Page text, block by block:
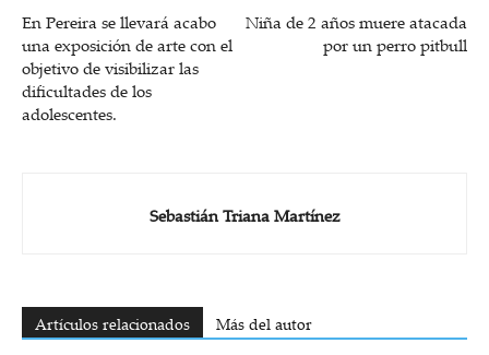
En Pereira se llevará acabo
una exposición de arte con el
objetivo de visibilizar las
dificultades de los
adolescentes.
Niña de 2 años muere atacada
por un perro pitbull
Sebastián Triana Martínez
Artículos relacionados Más del autor